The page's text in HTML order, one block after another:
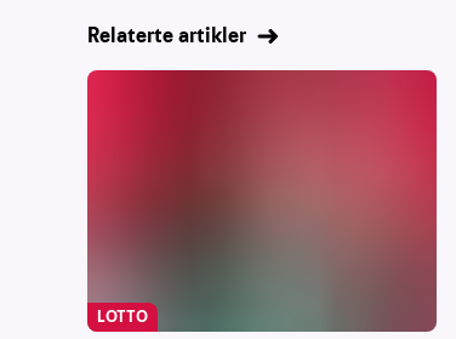
Relaterte artikler
LOTTO